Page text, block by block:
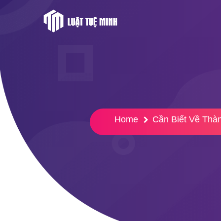
Home Cần Biết Về